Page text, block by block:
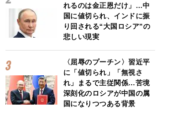
れるのは金正恩だけ」…中
国に値切られ、インドに振
り回される“大国ロシア”の
悲しい現実
〈屈辱のプーチン〉習近平
に「値切られ」「無視さ
れ」まるで主従関係…苦境
深刻化のロシアが中国の属
国になりつつある背景